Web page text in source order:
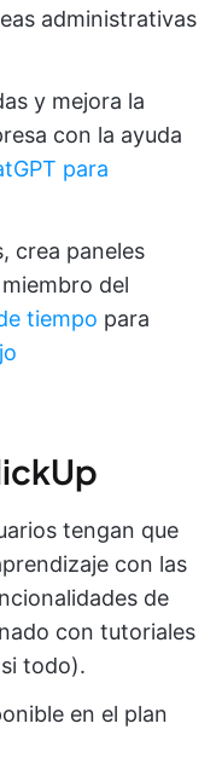
administrativas
y mejora la
con la ayuda
para
crea paneles
del
tiempo para
tengan que
con las
de
con tutoriales
todo).
en el plan